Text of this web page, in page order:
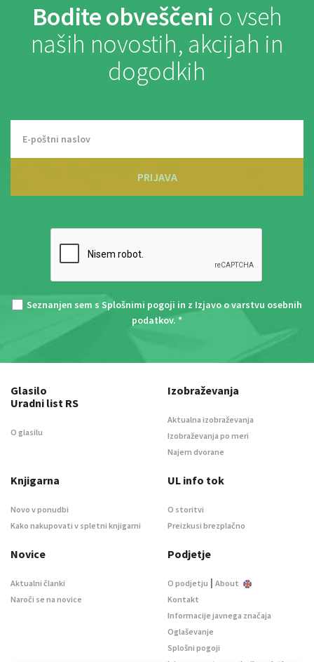
Bodite obveščeni o vseh
naših novostih, akcijah in
dogodkih
PRIJAVA
Seznanjen sem s Splošnimi pogoji in z Izjavo o varstvu osebnih
podatkov. *
Glasilo
Uradni list RS
O glasilu
Izobraževanja
Aktualna izobraževanja
Izobraževanja po meri
Najem dvorane
Knjigarna
Novo v ponudbi
Kako nakupovati v spletni knjigarni
UL info tok
O storitvi
Preizkusi brezplačno
Novice
Aktualni članki
Naroči se na novice
Podjetje
O podjetju | About
Kontakt
Informacije javnega značaja
Oglaševanje
Splošni pogoji